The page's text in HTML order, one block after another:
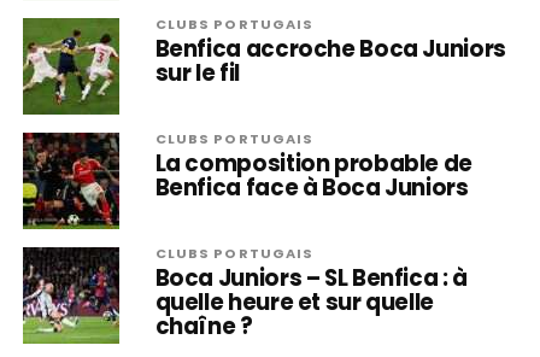
CLUBS PORTUGAIS
Benfica accroche Boca Juniors
sur le fil
CLUBS PORTUGAIS
La composition probable de
Benfica face à Boca Juniors
CLUBS PORTUGAIS
Boca Juniors – SL Benfica : à
quelle heure et sur quelle
chaîne ?